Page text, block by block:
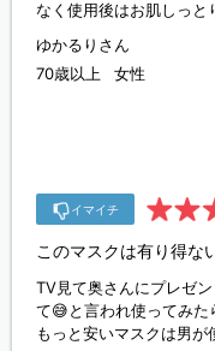
なく使用後はお肌しっと
ゆかるりさん
70歳以上
女性
イマイチ
このマスクは有り得な
TV見て奥さんにプレゼ
て😅と言われ使ってみ
もっと安いマスクは男